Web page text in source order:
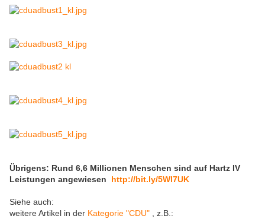
Übrigens: Rund 6,6 Millionen Menschen sind auf Hartz IV
Leistungen angewiesen http://bit.ly/5Wl7UK
Siehe auch:
weitere Artikel in der Kategorie "CDU" , z.B.: